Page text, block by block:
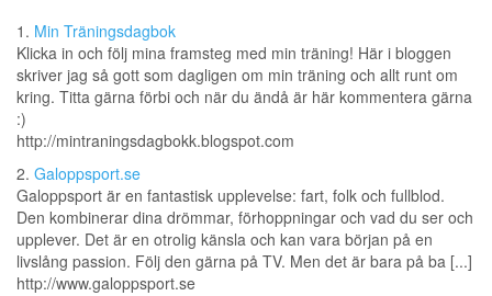
1. Min Träningsdagbok
Klicka in och följ mina framsteg med min träning! Här i bloggen
skriver jag så gott som dagligen om min träning och allt runt om
kring. Titta gärna förbi och när du ändå är här kommentera gärna
:)
http://mintraningsdagbokk.blogspot.com
2. Galoppsport.se
Galoppsport är en fantastisk upplevelse: fart, folk och fullblod.
Den kombinerar dina drömmar, förhoppningar och vad du ser och
upplever. Det är en otrolig känsla och kan vara början på en
livslång passion. Följ den gärna på TV. Men det är bara på ba [...]
http://www.galoppsport.se